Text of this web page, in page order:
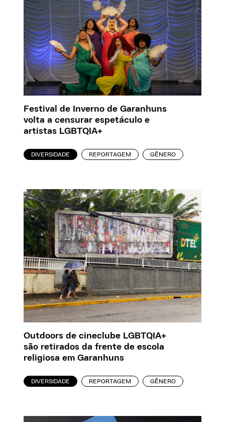
Festival de Inverno de Garanhuns
volta a censurar espetáculo e
artistas LGBTQIA+
DIVERSIDADE REPORTAGEM GÊNERO
Outdoors de cineclube LGBTQIA+
são retirados da frente de escola
religiosa em Garanhuns
DIVERSIDADE REPORTAGEM GÊNERO